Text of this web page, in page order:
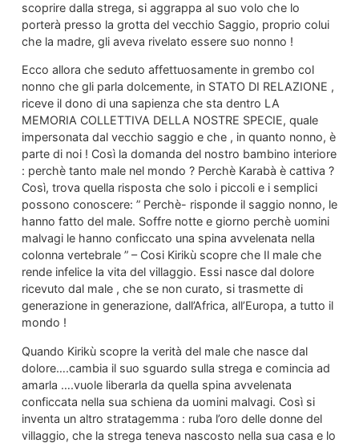
scoprire dalla strega, si aggrappa al suo volo che lo
porterà presso la grotta del vecchio Saggio, proprio colui
che la madre, gli aveva rivelato essere suo nonno !
Ecco allora che seduto affettuosamente in grembo col
nonno che gli parla dolcemente, in STATO DI RELAZIONE ,
riceve il dono di una sapienza che sta dentro LA
MEMORIA COLLETTIVA DELLA NOSTRE SPECIE, quale
impersonata dal vecchio saggio e che , in quanto nonno, è
parte di noi ! Così la domanda del nostro bambino interiore
: perchè tanto male nel mondo ? Perchè Karabà è cattiva ?
Così, trova quella risposta che solo i piccoli e i semplici
possono conoscere: ” Perchè- risponde il saggio nonno, le
hanno fatto del male. Soffre notte e giorno perchè uomini
malvagi le hanno conficcato una spina avvelenata nella
colonna vertebrale ” – Cosi Kirikù scopre che Il male che
rende infelice la vita del villaggio. Essi nasce dal dolore
ricevuto dal male , che se non curato, si trasmette di
generazione in generazione, dall’Africa, all’Europa, a tutto il
mondo !
Quando Kirikù scopre la verità del male che nasce dal
dolore….cambia il suo sguardo sulla strega e comincia ad
amarla ….vuole liberarla da quella spina avvelenata
conficcata nella sua schiena da uomini malvagi. Così si
inventa un altro stratagemma : ruba l’oro delle donne del
villaggio, che la strega teneva nascosto nella sua casa e lo